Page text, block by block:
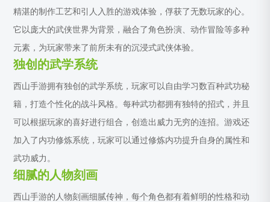
精湛的制作工艺和引人入胜的游戏体验，俘获了无数玩家的心。
它以庞大的武侠世界为背景，融合了角色扮演、动作冒险等多种
元素，为玩家带来了前所未有的沉浸式武侠体验。
独创的武学系统
西山手游拥有独创的武学系统，玩家可以自由学习数百种武功秘
籍，打造个性化的战斗风格。每种武功都拥有独特的招式，并且
可以根据玩家的喜好进行组合，创造出威力无穷的连招。游戏还
加入了内功修炼系统，玩家可以通过修炼内功提升自身的属性和
武功威力。
细腻的人物刻画
西山手游的人物刻画细腻传神，每个角色都有着鲜明的性格和动